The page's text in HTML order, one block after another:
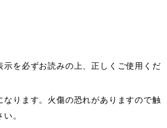
示を必ずお読みの上、正しくご使用くだ
なります。火傷の恐れがありますので触
。